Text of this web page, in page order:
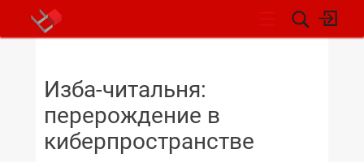
Изба-читальня:
перерождение в
киберпространстве